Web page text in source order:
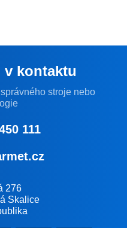
v kontaktu
stroje nebo
111
276
Skalice